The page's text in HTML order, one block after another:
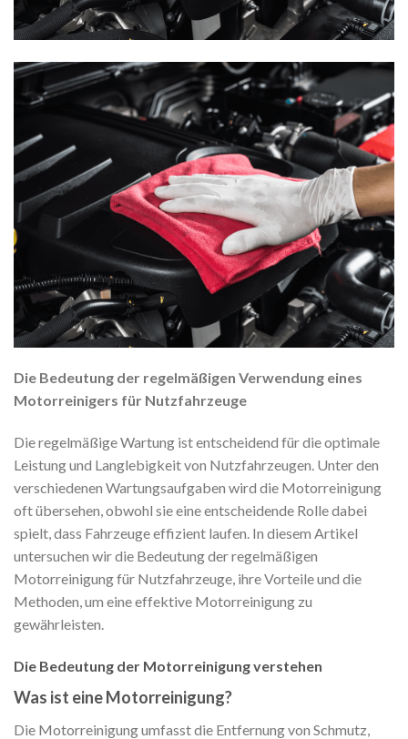
Die Bedeutung der regelmäßigen Verwendung eines
Motorreinigers für Nutzfahrzeuge
Die regelmäßige Wartung ist entscheidend für die optimale
Leistung und Langlebigkeit von Nutzfahrzeugen. Unter den
verschiedenen Wartungsaufgaben wird die Motorreinigung
oft übersehen, obwohl sie eine entscheidende Rolle dabei
spielt, dass Fahrzeuge effizient laufen. In diesem Artikel
untersuchen wir die Bedeutung der regelmäßigen
Motorreinigung für Nutzfahrzeuge, ihre Vorteile und die
Methoden, um eine effektive Motorreinigung zu
gewährleisten.
Die Bedeutung der Motorreinigung verstehen
Was ist eine Motorreinigung?
Die Motorreinigung umfasst die Entfernung von Schmutz,